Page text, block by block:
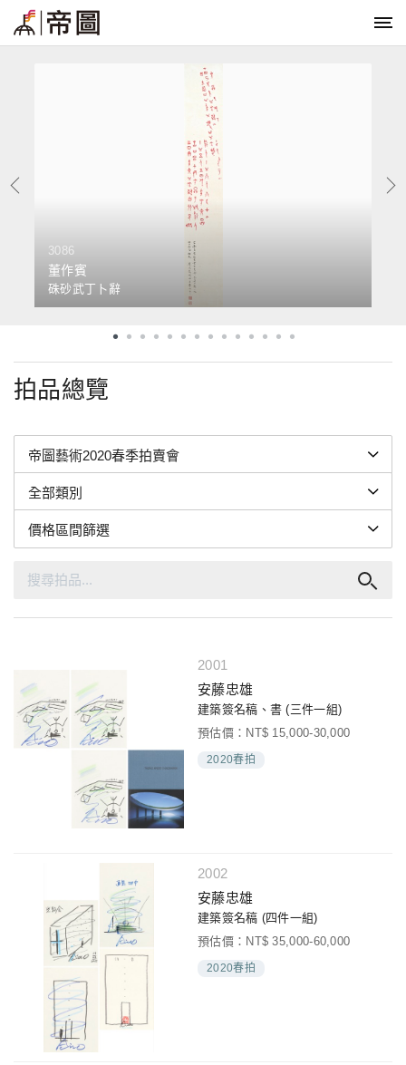
3086
董作賓
硃砂武丁卜辭
拍品總覽
2001
安藤忠雄
建築簽名稿、書 (三件一組)
預估價：NT$ 15,000-30,000
2020春拍
2002
安藤忠雄
建築簽名稿 (四件一組)
預估價：NT$ 35,000-60,000
2020春拍